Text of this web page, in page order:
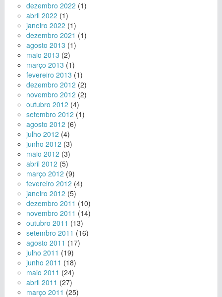
dezembro 2022 (1)
abril 2022 (1)
janeiro 2022 (1)
dezembro 2021 (1)
agosto 2013 (1)
maio 2013 (2)
março 2013 (1)
fevereiro 2013 (1)
dezembro 2012 (2)
novembro 2012 (2)
outubro 2012 (4)
setembro 2012 (1)
agosto 2012 (6)
julho 2012 (4)
junho 2012 (3)
maio 2012 (3)
abril 2012 (5)
março 2012 (9)
fevereiro 2012 (4)
janeiro 2012 (5)
dezembro 2011 (10)
novembro 2011 (14)
outubro 2011 (13)
setembro 2011 (16)
agosto 2011 (17)
julho 2011 (19)
junho 2011 (18)
maio 2011 (24)
abril 2011 (27)
março 2011 (25)